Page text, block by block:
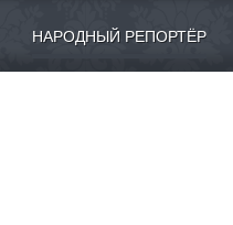
НАРОДНЫЙ РЕПОРТЁР